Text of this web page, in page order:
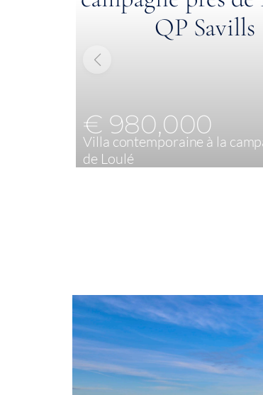
€ 980,000
Villa contemporaine à la
de Loulé